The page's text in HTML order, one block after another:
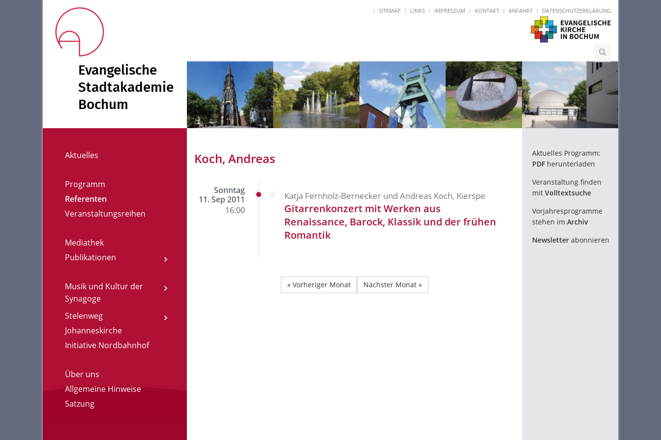
SITEMAP LINKS IMPRESSUM KONTAKT ANFAHRT DATENSCHUTZERKLÄRUNG
Evangelische
Stadtakademie
Bochum
Aktuelles
Programm
Referenten
Veranstaltungsreihen
Mediathek
Publikationen
Musik und Kultur der
Synagoge
Stelenweg
Johanneskirche
Initiative Nordbahnhof
Über uns
Allgemeine Hinweise
Satzung
Koch, Andreas
Sonntag
11. Sep 2011
16:00
Katja Fernholz-Bernecker und Andreas Koch, Kierspe
Gitarrenkonzert mit Werken aus
Renaissance, Barock, Klassik und der frühen
Romantik
« Vorheriger Monat Nächster Monat »
Aktuelles Programm:
PDF herunterladen
Veranstaltung finden
mit Volltextsuche
Vorjahresprogramme
stehen im Archiv
Newsletter abonnieren